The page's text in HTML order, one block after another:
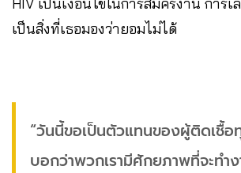
เป็นสิ่งที่เธอมองว่ายอมไม่ได้
“วันนี้ขอเป็นตัวแทนของผู้ติดเชื้
บอกว่าพวกเรามีศักยภาพที่จะทำ